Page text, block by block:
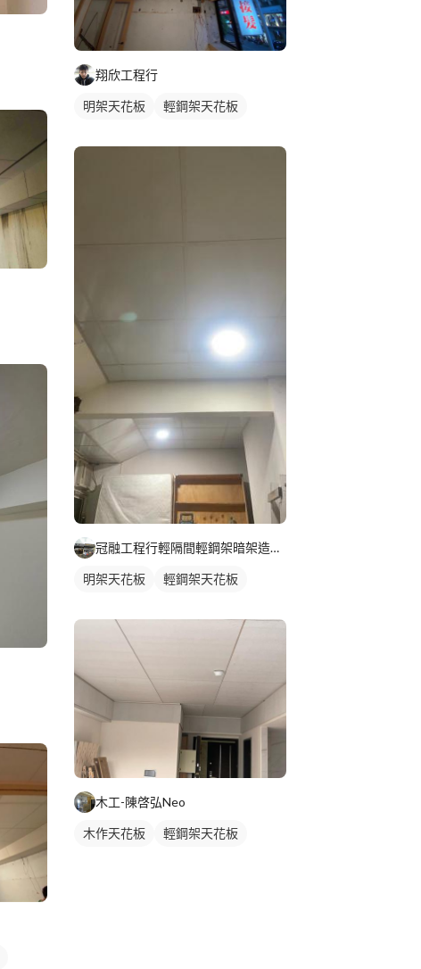
翔欣工程行
明架天花板 輕鋼架天花板
冠融工程行輕隔間輕鋼架暗架造型天花
明架天花板 輕鋼架天花板
木工-陳啓弘Neo
木作天花板 輕鋼架天花板